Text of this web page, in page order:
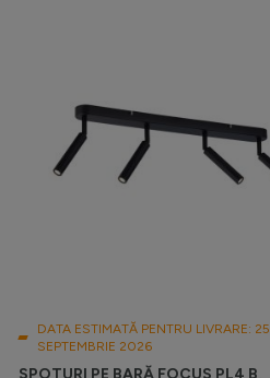
DATA ESTIMATĂ PENTRU LIVRARE: 25
SEPTEMBRIE 2026
SPOTURI PE BARĂ FOCUS PL4 B,